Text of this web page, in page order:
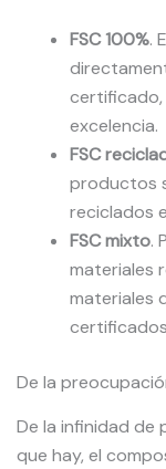
FSC 100%.
certificado,
excelencia.
FSC
productos
reciclados
FSC mixto.
materiales
materiales
De la
De la infinidad
que hay, el